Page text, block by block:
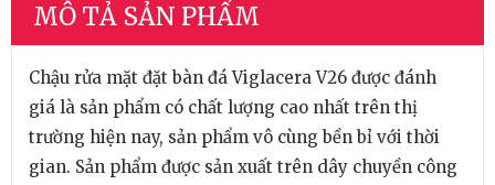
MÔ TẢ SẢN PHẨM
Chậu rửa mặt đặt bàn đá Viglacera V26 được đánh
giá là sản phẩm có chất lượng cao nhất trên thị
trường hiện nay, sản phẩm vô cùng bền bỉ với thời
gian. Sản phẩm được sản xuất trên dây chuyền công